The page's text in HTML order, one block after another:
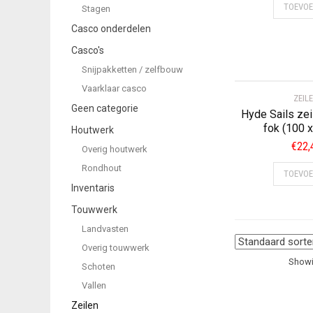
Hyde Sails
fok (100
€
Stagen
Casco onderdelen
Casco's
Snijpakketten / zelfbouw
Vaarklaar casco
Geen categorie
Houtwerk
Overig houtwerk
Rondhout
Inventaris
Touwwerk
Landvasten
Overig touwwerk
Schoten
Vallen
Zeilen